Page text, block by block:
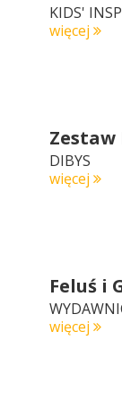
KIDS'
więcej
Zestaw
DIBYS
więcej
Feluś i
więcej